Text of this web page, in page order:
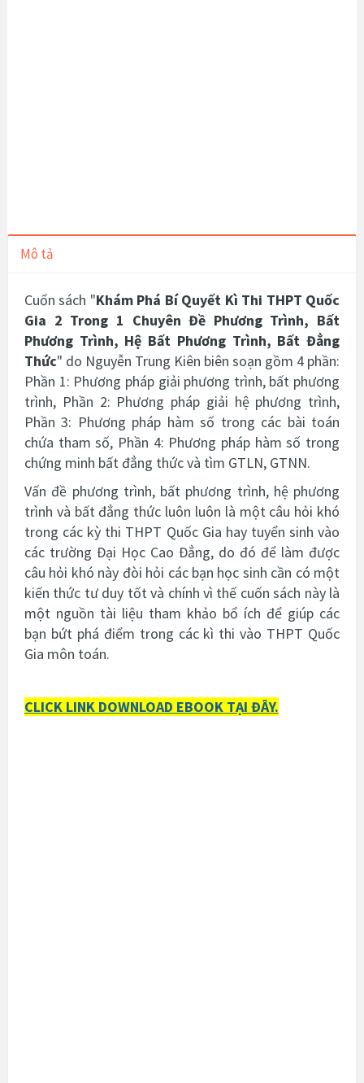
Mô tả
Cuốn sách "Khám Phá Bí Quyết Kì Thi THPT Quốc
Gia 2 Trong 1 Chuyên Đề Phương Trình, Bất
Phương Trình, Hệ Bất Phương Trình, Bất Đẳng
Thức" do Nguyễn Trung Kiên biên soạn gồm 4 phần:
Phần 1: Phương pháp giải phương trình, bất phương
trình, Phần 2: Phương pháp giải hệ phương trình,
Phần 3: Phương pháp hàm số trong các bài toán
chứa tham số, Phần 4: Phương pháp hàm số trong
chứng minh bất đẳng thức và tìm GTLN, GTNN.
Vấn đề phương trình, bất phương trình, hệ phương
trình và bất đẳng thức luôn luôn là một câu hỏi khó
trong các kỳ thi THPT Quốc Gia hay tuyển sinh vào
các trường Đại Học Cao Đẳng, do đó để làm được
câu hỏi khó này đòi hỏi các bạn học sinh cần có một
kiến thức tư duy tốt và chính vì thế cuốn sách này là
một nguồn tài liệu tham khảo bổ ích để giúp các
bạn bứt phá điểm trong các kì thi vào THPT Quốc
Gia môn toán.
CLICK LINK DOWNLOAD EBOOK TẠI ĐÂY.